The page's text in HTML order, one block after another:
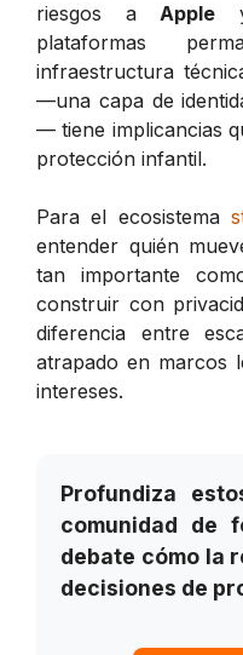
riesgos a Apple
plataformas
infraestructura
—una capa de
— tiene implicancias
protección infantil.
Para el ecosistema
entender quién
tan importante
construir con
diferencia entre
atrapado en marcos
intereses.
Profundiza
comunidad de
debate cómo la
decisiones de